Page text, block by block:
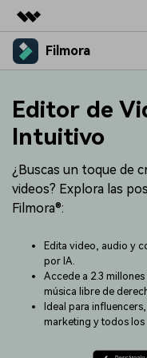
Productos destacados
Utilidades
Soluciones
Quiénes somos
Sala de prensa
Tienda
Soporte
Filmora
Plataformas
Recursos creativos
IA
Video e imagen
Audio
Soluciones
Filmora para
Creación
Recursos
Ideas para editar
Adquiere conocimientos
fundamentales de
video
Ayuda
Contáctanos
Precios
Editor de
Intuitivo
¿Buscas un toque de
videos? Explora las
Filmora®:
Edita video, audio y
por IA.
Accede a 2.3
música libre de
Ideal para
marketing y todos los